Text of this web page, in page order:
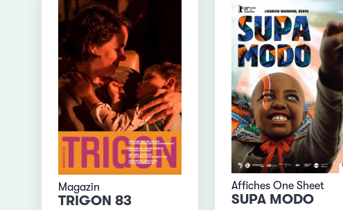
Magazin
TRIGON 83
Affiches One Sheet
SUPA MODO